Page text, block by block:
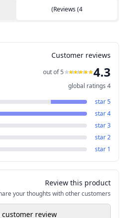
Reviews(4
)
Customer reviews
4.3
out of 5
4
global ratings
5
star
4
star
3
star
2
star
1
star
Review this product
your thoughts with other customers
customer review